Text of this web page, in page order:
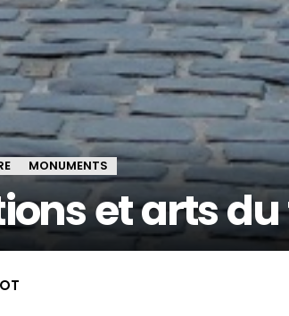
MONUMENTS
et arts